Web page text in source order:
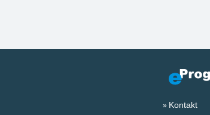
Kontakt